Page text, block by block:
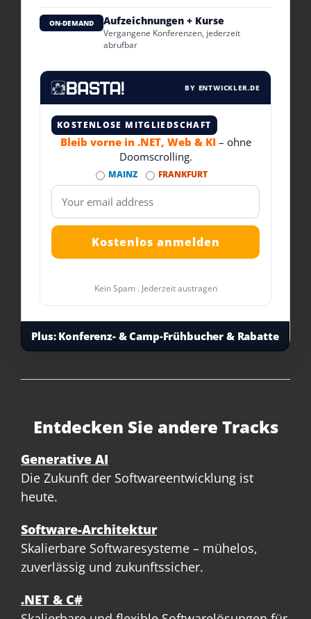
ON-DEMAND Aufzeichnungen + Kurse
Vergangene Konferenzen, jederzeit
abrufbar
BY ENTWICKLER.DE
KOSTENLOSE MITGLIEDSCHAFT
Bleib vorne in .NET, Web & KI – ohne
Doomscrolling.
MAINZ FRANKFURT
Kein Spam . Jederzeit austragen
Plus:Konferenz- & Camp-Frühbucher & Rabatte
Entdecken Sie andere Tracks
Generative AI
Die Zukunft der Softwareentwicklung ist
heute.
Software-Architektur
Skalierbare Softwaresysteme – mühelos,
zuverlässig und zukunftssicher.
.NET & C#